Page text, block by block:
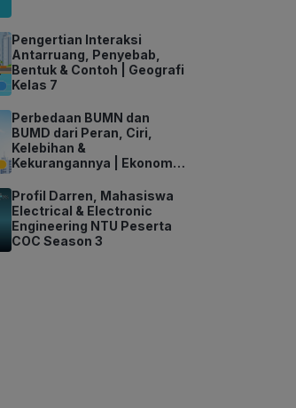
Pengertian Interaksi
Antarruang, Penyebab,
Bentuk & Contoh | Geografi
Kelas 7
Perbedaan BUMN dan
BUMD dari Peran, Ciri,
Kelebihan &
Kekurangannya | Ekonomi
Profil Darren, Mahasiswa
Electrical & Electronic
Engineering NTU Peserta
COC Season 3